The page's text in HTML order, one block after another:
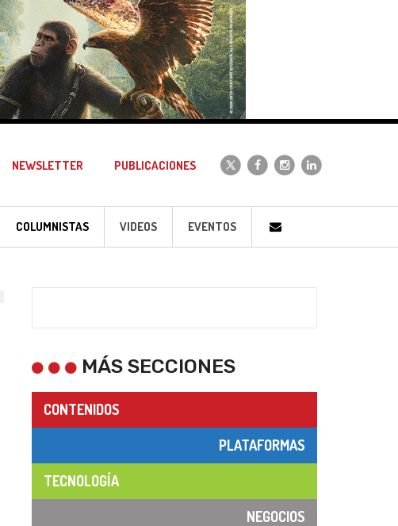
NEWSLETTER PUBLICACIONES
COLUMNISTAS VIDEOS EVENTOS
MÁS SECCIONES
CONTENIDOS
PLATAFORMAS
TECNOLOGÍA
NEGOCIOS